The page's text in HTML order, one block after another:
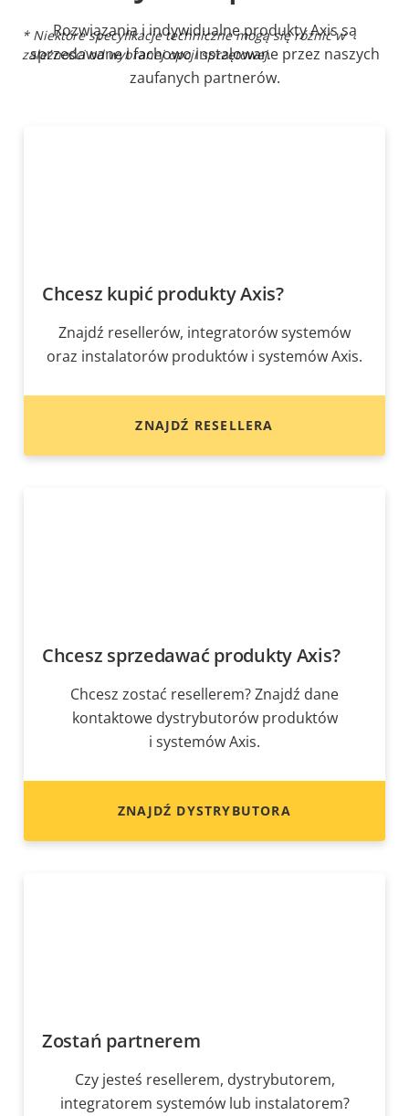
* Niektóre specyfikacje techniczne mogą się różnić w
zależności od wybranej opcji sprzętowej.
Rozwiązania i indywidualne produkty Axis są
sprzedawane i fachowo instalowane przez naszych
zaufanych partnerów.
Chcesz kupić produkty Axis?
Znajdź resellerów, integratorów systemów
oraz instalatorów produktów i systemów Axis.
ZNAJDŹ RESELLERA
Chcesz sprzedawać produkty Axis?
Chcesz zostać resellerem? Znajdź dane
kontaktowe dystrybutorów produktów
i systemów Axis.
ZNAJDŹ DYSTRYBUTORA
Zostań partnerem
Czy jesteś resellerem, dystrybutorem,
integratorem systemów lub instalatorem?